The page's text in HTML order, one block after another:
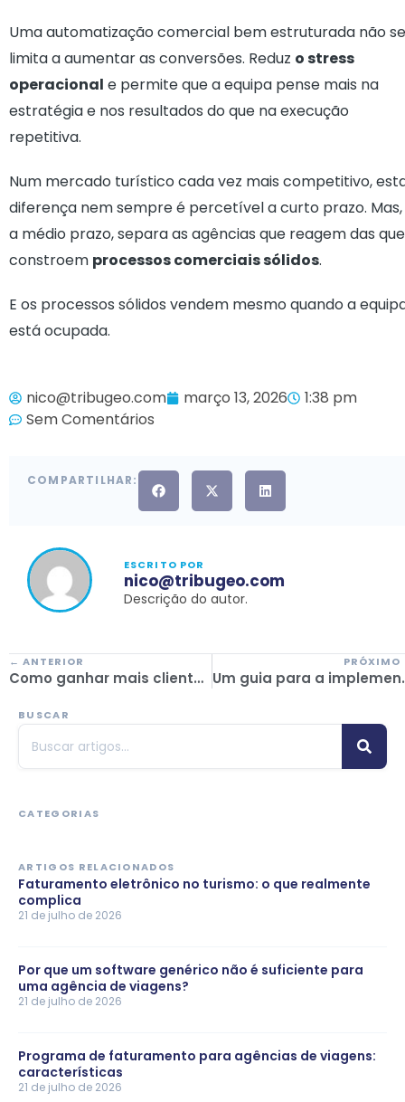
Uma automatização comercial bem estruturada não se
limita a aumentar as conversões. Reduz o stress
operacional e permite que a equipa pense mais na
estratégia e nos resultados do que na execução
repetitiva.
Num mercado turístico cada vez mais competitivo,
diferença nem sempre é percetível a curto prazo. Mas,
a médio prazo, separa as agências que reagem das que
constroem processos comerciais sólidos.
E os processos sólidos vendem mesmo quando a
está ocupada.
nico@tribugeo.com março 13, 2026
1:38 pm
Sem Comentários
COMPARTILHAR:
ESCRITO POR
nico@tribugeo.com
Descrição do autor.
← ANTERIOR
Como ganhar mais clientes através da automatização das reservas online Um guia para a
BUSCAR
CATEGORIAS
ARTIGOS RELACIONADOS
Faturamento eletrônico no turismo: o que realmente
complica
21 de julho de 2026
Por que um software genérico não é suficiente para
uma agência de viagens?
21 de julho de 2026
Programa de faturamento para agências de viagens:
características
21 de julho de 2026